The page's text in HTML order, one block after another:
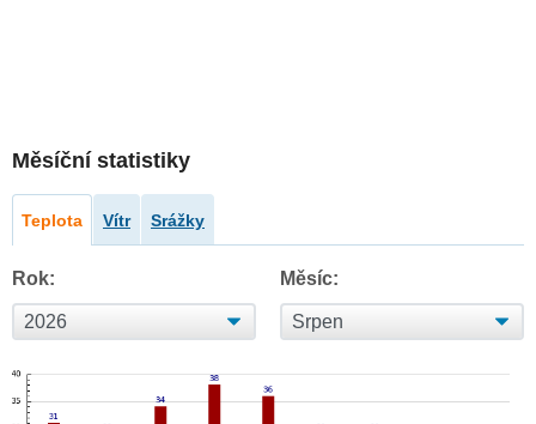
Měsíční statistiky
Teplota Vítr Srážky
Rok: Měsíc: